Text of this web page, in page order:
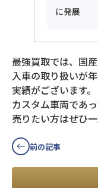
に発展
最強買取では、国
入車の取り扱いが
実績がございます。
カスタム車両であ
売りたい方はぜひ
前の記事